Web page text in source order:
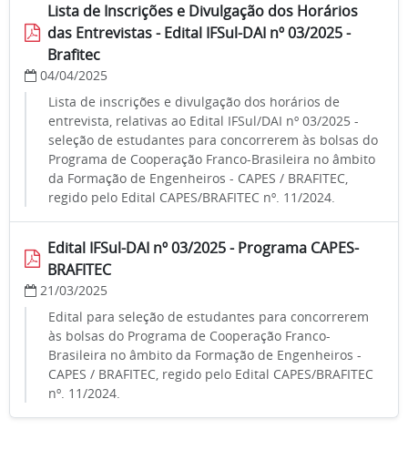
Lista de Inscrições e Divulgação dos Horários
das Entrevistas - Edital IFSul-DAI nº 03/2025 -
Brafitec
04/04/2025
Lista de inscrições e divulgação dos horários de
entrevista, relativas ao Edital IFSul/DAI nº 03/2025 -
seleção de estudantes para concorrerem às bolsas do
Programa de Cooperação Franco-Brasileira no âmbito
da Formação de Engenheiros - CAPES / BRAFITEC,
regido pelo Edital CAPES/BRAFITEC nº. 11/2024.
Edital IFSul-DAI nº 03/2025 - Programa CAPES-
BRAFITEC
21/03/2025
Edital para seleção de estudantes para concorrerem
às bolsas do Programa de Cooperação Franco-
Brasileira no âmbito da Formação de Engenheiros -
CAPES / BRAFITEC, regido pelo Edital CAPES/BRAFITEC
nº. 11/2024.